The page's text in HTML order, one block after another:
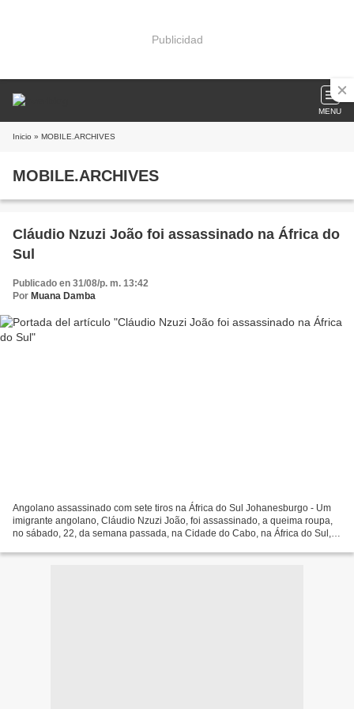
Publicidad
MENU
Inicio » MOBILE.ARCHIVES
MOBILE.ARCHIVES
Cláudio Nzuzi João foi assassinado na África do
Sul
Publicado en 31/08/p. m. 13:42
Por Muana Damba
Angolano assassinado com sete tiros na África do Sul Johanesburgo - Um
imigrante angolano, Cláudio Nzuzi João, foi assassinado, a queima roupa,
no sábado, 22, da semana passada, na Cidade do Cabo, na África do Sul,